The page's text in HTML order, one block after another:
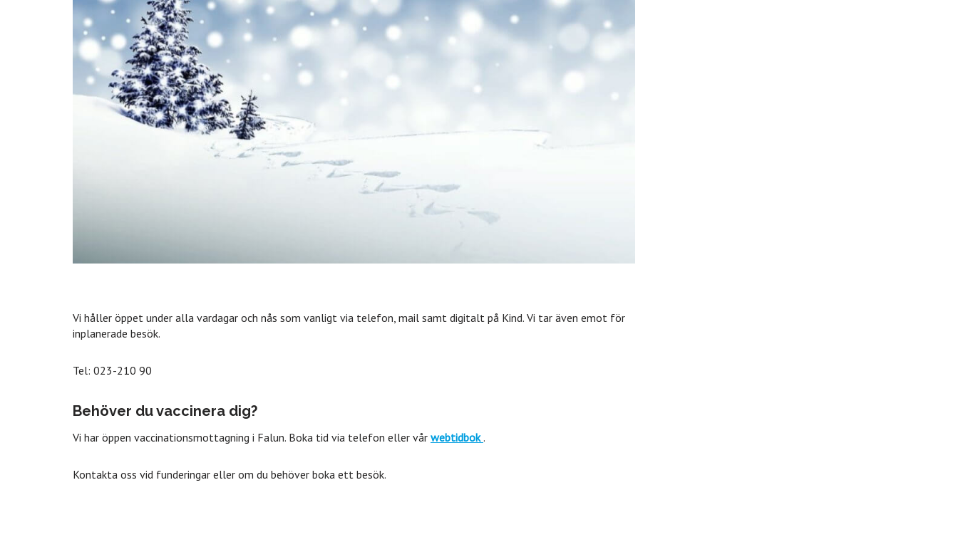
Vi håller öppet under alla vardagar och nås som vanligt via telefon, mail samt digitalt på Kind. Vi tar även emot för
inplanerade besök.
Tel: 023-210 90
Behöver du vaccinera dig?
Vi har öppen vaccinationsmottagning i Falun. Boka tid via telefon eller vår webtidbok .
Kontakta oss vid funderingar eller om du behöver boka ett besök.